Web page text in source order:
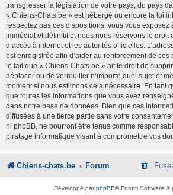
transgresser la législation de votre pays, du pays
« Chiens-Chats.be » est hébergé ou encore la loi
respectez pas ces dispositions, vous vous exposez
immédiat et définitif et nous nous réservons le droit
d’accès à internet et les autorités officielles.
est enregistrée afin d’aider au renforcement de ces
le fait que « Chiens-Chats.be » ait le droit de
déplacer ou de verrouiller n’importe quel sujet et
moment si nous estimons cela nécessaire. En tant
que toutes les informations que vous avez
dans notre base de données. Bien que ces
diffusées à une tierce partie sans votre
ni phpBB, ne pourront être tenus comme
piratage informatique visant à compromettre vos
Chiens-chats.be Forum
Développé parphpBB® Forum Software ©